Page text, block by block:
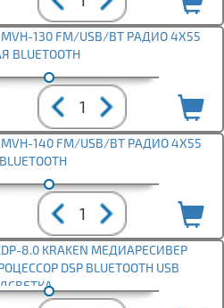
MVH-130 FM/USB/BT РАДИО 4Х55
BLUETOOTH
MVH-140 FM/USB/BT РАДИО 4Х55
8.0 KRAKEN МЕДИАРЕСИВЕР
DSP BLUETOOTH USB